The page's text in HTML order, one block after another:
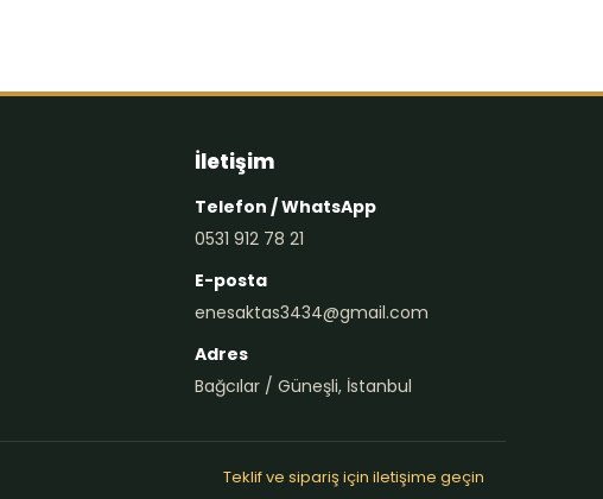
İletişim
Telefon / WhatsApp
0531 912 78 21
E-posta
enesaktas3434@gmail.com
Adres
Bağcılar / Güneşli, İstanbul
Teklif ve sipariş için iletişime geçin